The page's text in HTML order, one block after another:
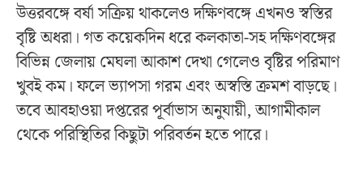
উত্তরবঙ্গে বর্ষা সক্রিয় থাকলেও দক্ষিণবঙ্গে এখনও স্বস্তির
বৃষ্টি অধরা। গত কয়েকদিন ধরে কলকাতা-সহ দক্ষিণবঙ্গের
বিভিন্ন জেলায় মেঘলা আকাশ দেখা গেলেও বৃষ্টির পরিমাণ
খুবই কম। ফলে ভ্যাপসা গরম এবং অস্বস্তি ক্রমশ বাড়ছে।
তবে আবহাওয়া দপ্তরের পূর্বাভাস অনুযায়ী, আগামীকাল
থেকে পরিস্থিতির কিছুটা পরিবর্তন হতে পারে।